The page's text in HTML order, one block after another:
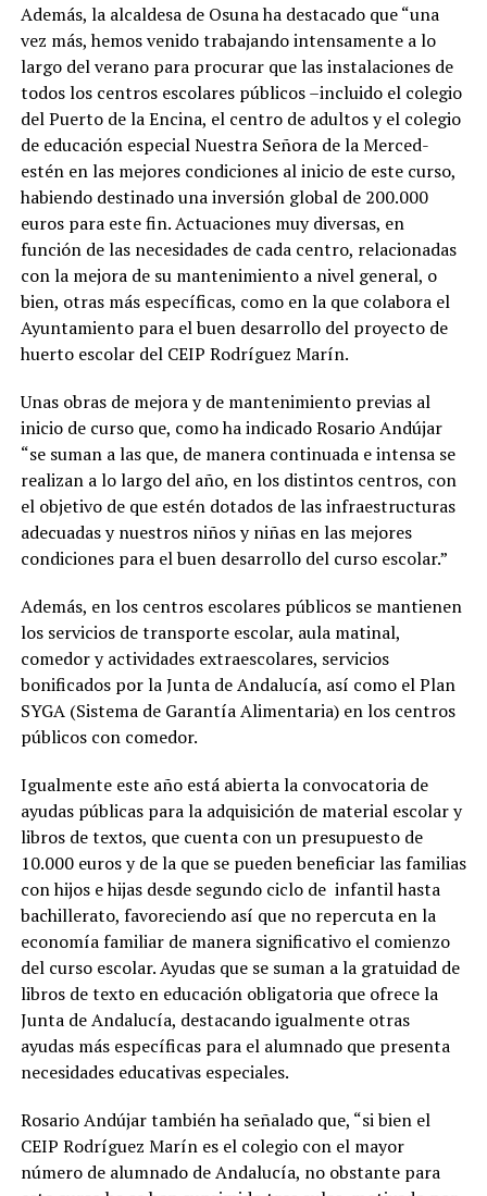
Además, la alcaldesa de Osuna ha destacado que “una
vez más, hemos venido trabajando intensamente a lo
largo del verano para procurar que las instalaciones de
todos los centros escolares públicos –incluido el colegio
del Puerto de la Encina, el centro de adultos y el colegio
de educación especial Nuestra Señora de la Merced-
estén en las mejores condiciones al inicio de este curso,
habiendo destinado una inversión global de 200.000
euros para este fin. Actuaciones muy diversas, en
función de las necesidades de cada centro, relacionadas
con la mejora de su mantenimiento a nivel general, o
bien, otras más específicas, como en la que colabora el
Ayuntamiento para el buen desarrollo del proyecto de
huerto escolar del CEIP Rodríguez Marín.
Unas obras de mejora y de mantenimiento previas al
inicio de curso que, como ha indicado Rosario Andújar
“se suman a las que, de manera continuada e intensa se
realizan a lo largo del año, en los distintos centros, con
el objetivo de que estén dotados de las infraestructuras
adecuadas y nuestros niños y niñas en las mejores
condiciones para el buen desarrollo del curso escolar.”
Además, en los centros escolares públicos se mantienen
los servicios de transporte escolar, aula matinal,
comedor y actividades extraescolares, servicios
bonificados por la Junta de Andalucía, así como el Plan
SYGA (Sistema de Garantía Alimentaria) en los centros
públicos con comedor.
Igualmente este año está abierta la convocatoria de
ayudas públicas para la adquisición de material escolar y
libros de textos, que cuenta con un presupuesto de
10.000 euros y de la que se pueden beneficiar las familias
con hijos e hijas desde segundo ciclo de infantil hasta
bachillerato, favoreciendo así que no repercuta en la
economía familiar de manera significativo el comienzo
del curso escolar. Ayudas que se suman a la gratuidad de
libros de texto en educación obligatoria que ofrece la
Junta de Andalucía, destacando igualmente otras
ayudas más específicas para el alumnado que presenta
necesidades educativas especiales.
Rosario Andújar también ha señalado que, “si bien el
CEIP Rodríguez Marín es el colegio con el mayor
número de alumnado de Andalucía, no obstante para